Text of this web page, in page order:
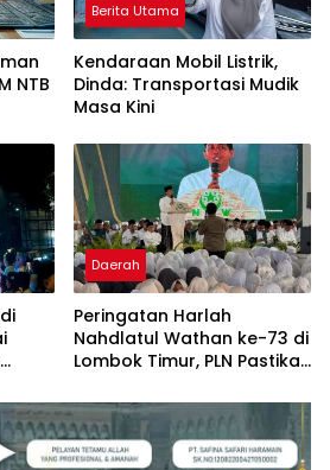
NTB
Berita Utama
Kendaraan Mobil Listrik,
Dinda: Transportasi Mudik
Masa Kini
Daerah
Peringatan Harlah
Nahdlatul Wathan ke-73 di
Lombok Timur, PLN Pastikan